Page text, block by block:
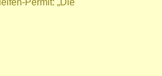
Permit: „Die